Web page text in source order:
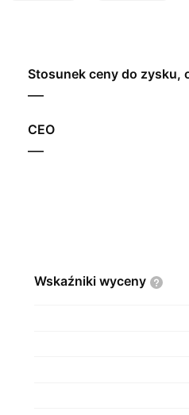
—
CEO
—
Wskaźniki wyceny